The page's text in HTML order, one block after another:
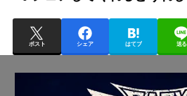
ポスト シェア はてブ 送る